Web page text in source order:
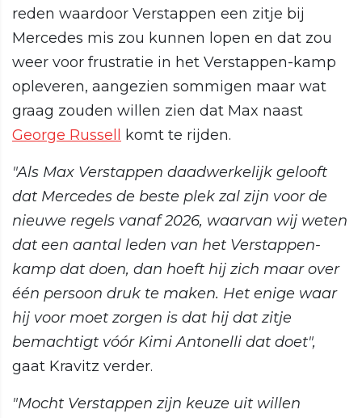
reden waardoor Verstappen een zitje bij
Mercedes mis zou kunnen lopen en dat zou
weer voor frustratie in het Verstappen-kamp
opleveren, aangezien sommigen maar wat
graag zouden willen zien dat Max naast
George Russell komt te rijden.
"Als Max Verstappen daadwerkelijk gelooft
dat Mercedes de beste plek zal zijn voor de
nieuwe regels vanaf 2026, waarvan wij weten
dat een aantal leden van het Verstappen-
kamp dat doen, dan hoeft hij zich maar over
één persoon druk te maken. Het enige waar
hij voor moet zorgen is dat hij dat zitje
bemachtigt vóór Kimi Antonelli dat doet",
gaat Kravitz verder.
"Mocht Verstappen zijn keuze uit willen